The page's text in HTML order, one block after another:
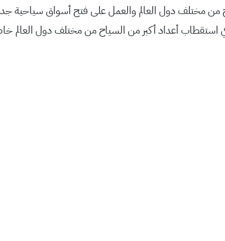
من مختلف دول العالم والعمل على فتح أسواق سياحية
في استقطاب أعداد أكبر من السياح من مختلف دول العالم